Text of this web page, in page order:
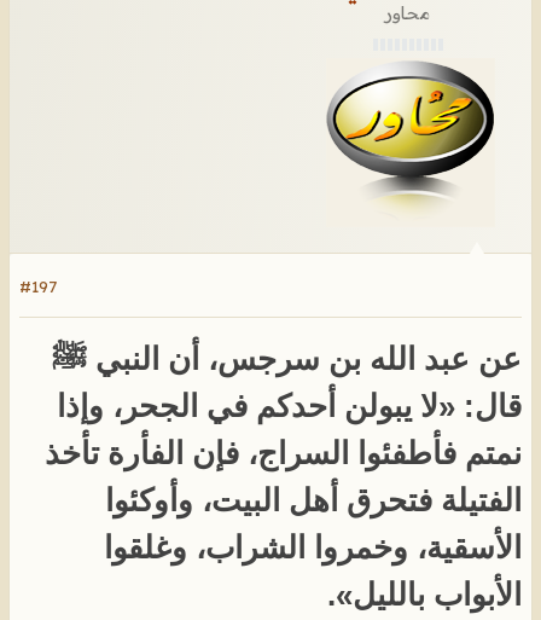
محاور
#197
عن عبد الله بن سرجس، أن النبي ﷺ
قال: «لا يبولن أحدكم في الجحر، وإذا
نمتم فأطفئوا السراج، فإن الفأرة تأخذ
الفتيلة فتحرق أهل البيت، وأوكئوا
الأسقية، وخمروا الشراب، وغلقوا
الأبواب بالليل».